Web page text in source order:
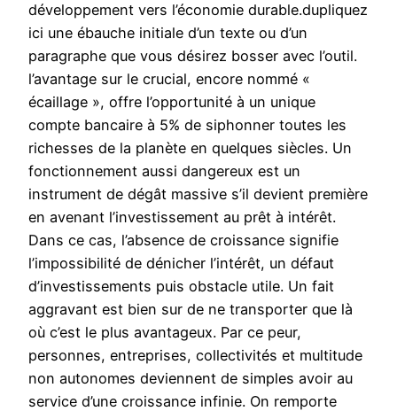
développement vers l’économie durable.dupliquez
ici une ébauche initiale d’un texte ou d’un
paragraphe que vous désirez bosser avec l’outil.
l’avantage sur le crucial, encore nommé «
écaillage », offre l’opportunité à un unique
compte bancaire à 5% de siphonner toutes les
richesses de la planète en quelques siècles. Un
fonctionnement aussi dangereux est un
instrument de dégât massive s’il devient première
en avenant l’investissement au prêt à intérêt.
Dans ce cas, l’absence de croissance signifie
l’impossibilité de dénicher l’intérêt, un défaut
d’investissements puis obstacle utile. Un fait
aggravant est bien sur de ne transporter que là
où c’est le plus avantageux. Par ce peur,
personnes, entreprises, collectivités et multitude
non autonomes deviennent de simples avoir au
service d’une croissance infinie. On remporte